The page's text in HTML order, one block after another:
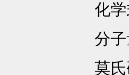
化学
分
莫